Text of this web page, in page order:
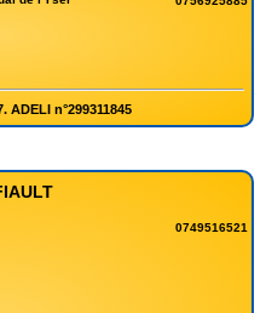
n°299311845
0749516521